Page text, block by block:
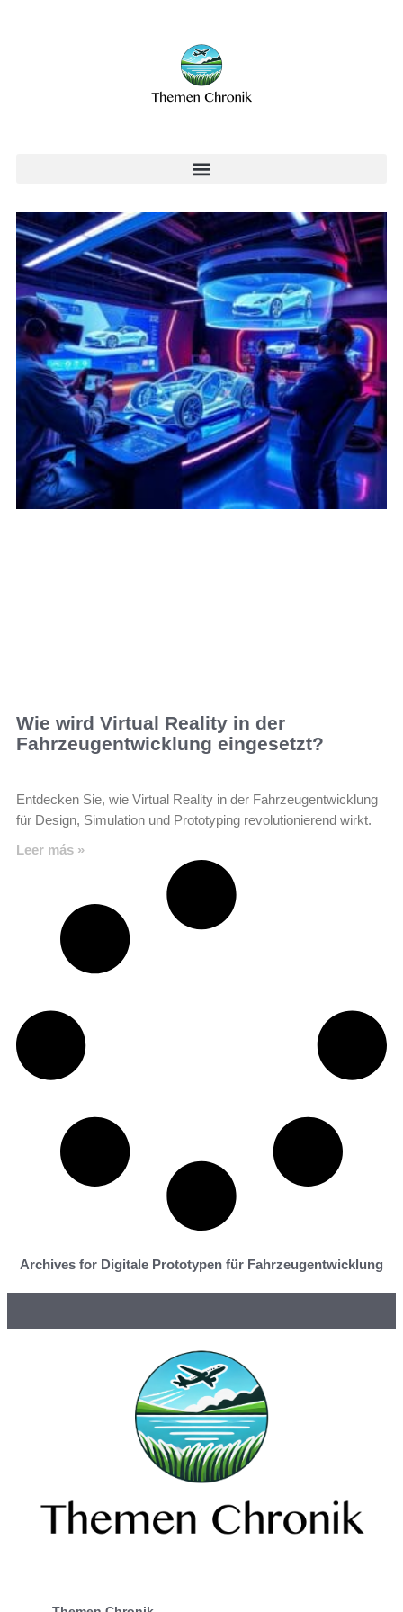
Wie wird Virtual Reality in der
Fahrzeugentwicklung eingesetzt?
Entdecken Sie, wie Virtual Reality in der Fahrzeugentwicklung
für Design, Simulation und Prototyping revolutionierend wirkt.
Leer más »
Archives for Digitale Prototypen für Fahrzeugentwicklung